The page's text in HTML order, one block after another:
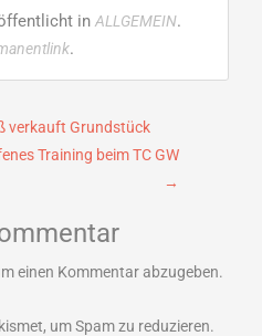
in ALLGEMEIN.
.
verkauft Grundstück
Training beim TC GW
→
einen Kommentar abzugeben.
um Spam zu reduzieren.